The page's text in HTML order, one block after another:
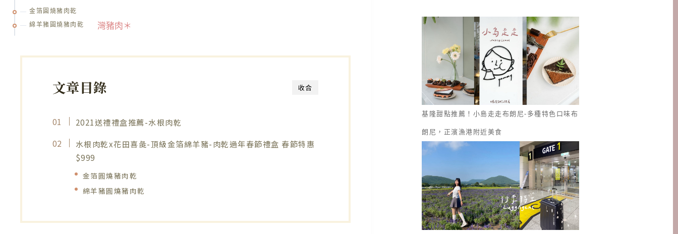
＊所有豬肉皆選用台灣豬肉＊
收合
文章目錄
2021送禮禮盒推薦-水根肉乾
水根肉乾x花田喜彘-頂級金箔綿羊豬-肉乾過年春節禮盒 春節特惠
$999
金箔圓燒豬肉乾
綿羊豬圓燒豬肉乾
基隆甜點推薦！小島走走布朗尼-多種特色口味布
朗尼，正濱漁港附近美食
金箔圓燒豬肉乾
綿羊豬圓燒豬肉乾